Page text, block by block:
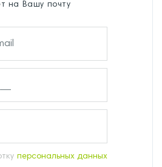
на Вашу почту
персональных данных